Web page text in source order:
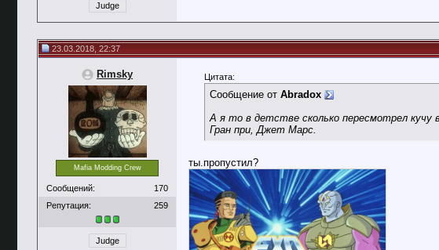
Judge
23.03.2018, 22:37
Rimsky
Mafia Modding Crew
Сообщений:
170
Репутация:
259
Judge
Цитата:
Сообщение от Abradox
А я то в детстве сколько пересмотрел кучу
Гран при, Джет Марс.
ты.пропустил?